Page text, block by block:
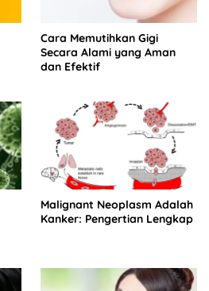
Cara Memutihkan Gigi
Secara Alami yang Aman
dan Efektif
Malignant Neoplasm Adalah
Kanker: Pengertian Lengkap